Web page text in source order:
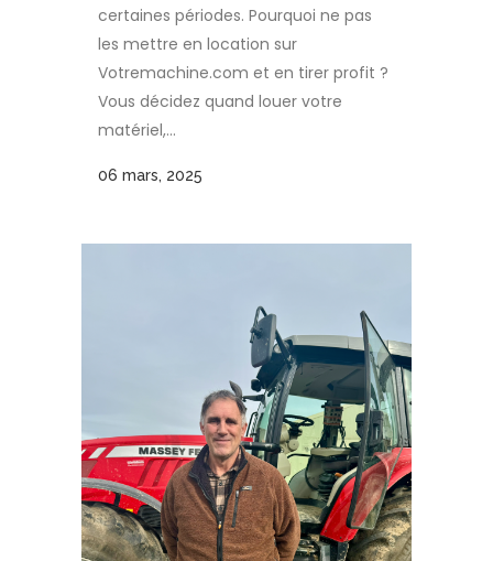
certaines périodes. Pourquoi ne pas
les mettre en location sur
Votremachine.com et en tirer profit ?
Vous décidez quand louer votre
matériel,...
06 mars, 2025